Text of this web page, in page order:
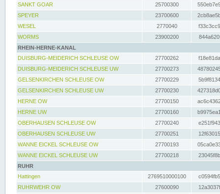
SANKT GOAR
25700300
SPEYER
23700600
WESEL
2770040
WORMS
23900200
RHEIN-HERNE-KANAL
DUISBURG-MEIDERICH SCHLEUSE OW
27700262
DUISBURG-MEIDERICH SCHLEUSE UW
27700273
GELSENKIRCHEN SCHLEUSE OW
27700229
GELSENKIRCHEN SCHLEUSE UW
27700230
HERNE OW
27700150
HERNE UW
27700160
OBERHAUSEN SCHLEUSE OW
27700240
OBERHAUSEN SCHLEUSE UW
27700251
WANNE EICKEL SCHLEUSE OW
27700193
WANNE EICKEL SCHLEUSE UW
27700218
RUHR
Hattingen
2769510000100
RUHRWEHR OW
27600090